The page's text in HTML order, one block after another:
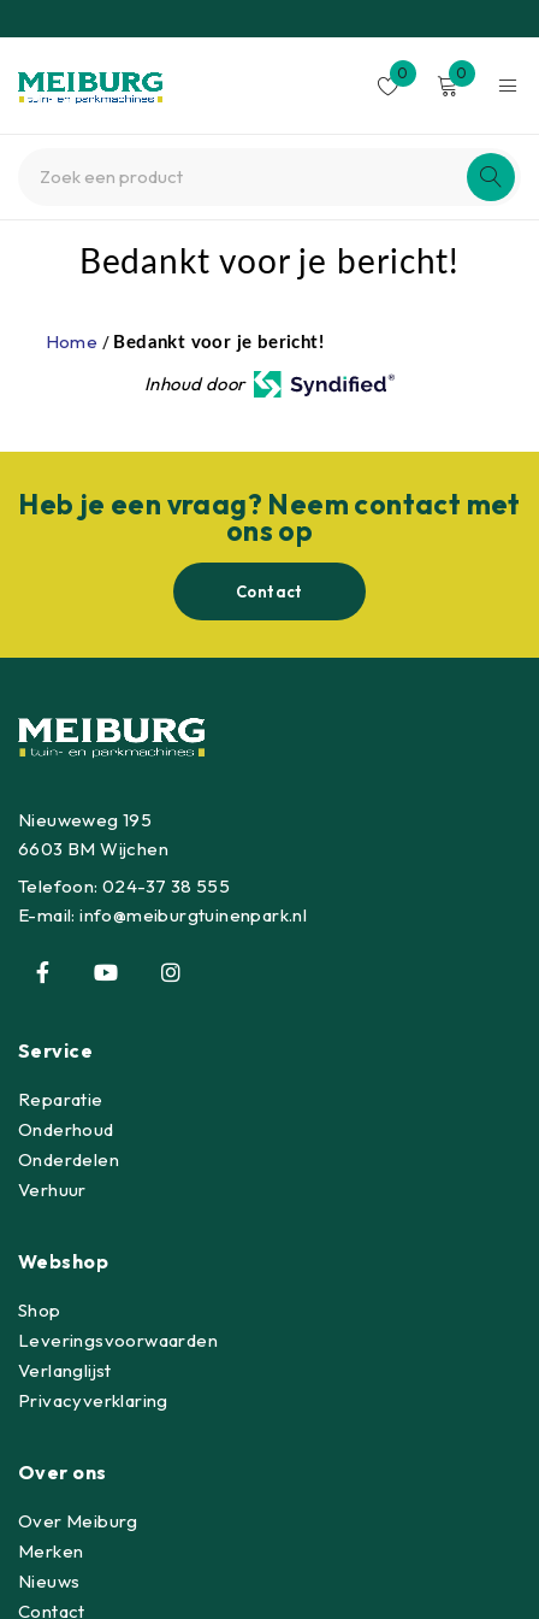
0 0
Bedankt voor je bericht!
Home / Bedankt voor je bericht!
Inhoud door
Heb je een vraag? Neem contact met
ons op
Contact
Nieuweweg 195
6603 BM Wijchen
Telefoon:024-37 38 555
E-mail:info@meiburgtuinenpark.nl
Service
Reparatie
Onderhoud
Onderdelen
Verhuur
Webshop
Shop
Leveringsvoorwaarden
Verlanglijst
Privacyverklaring
Over ons
Over Meiburg
Merken
Nieuws
Contact